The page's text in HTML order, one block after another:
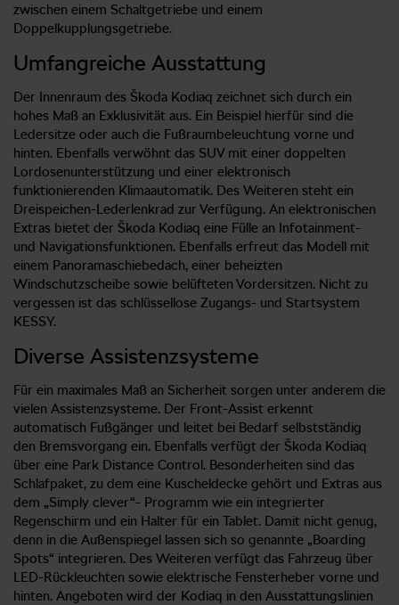
zwischen einem Schaltgetriebe und einem
Doppelkupplungsgetriebe.
Umfangreiche Ausstattung
Der Innenraum des Škoda Kodiaq zeichnet sich durch ein
hohes Maß an Exklusivität aus. Ein Beispiel hierfür sind die
Ledersitze oder auch die Fußraumbeleuchtung vorne und
hinten. Ebenfalls verwöhnt das SUV mit einer doppelten
Lordosenunterstützung und einer elektronisch
funktionierenden Klimaautomatik. Des Weiteren steht ein
Dreispeichen-Lederlenkrad zur Verfügung. An elektronischen
Extras bietet der Škoda Kodiaq eine Fülle an Infotainment-
und Navigationsfunktionen. Ebenfalls erfreut das Modell mit
einem Panoramaschiebedach, einer beheizten
Windschutzscheibe sowie belüfteten Vordersitzen. Nicht zu
vergessen ist das schlüssellose Zugangs- und Startsystem
KESSY.
Diverse Assistenzsysteme
Für ein maximales Maß an Sicherheit sorgen unter anderem die
vielen Assistenzsysteme. Der Front-Assist erkennt
automatisch Fußgänger und leitet bei Bedarf selbstständig
den Bremsvorgang ein. Ebenfalls verfügt der Škoda Kodiaq
über eine Park Distance Control. Besonderheiten sind das
Schlafpaket, zu dem eine Kuscheldecke gehört und Extras aus
dem „Simply clever“- Programm wie ein integrierter
Regenschirm und ein Halter für ein Tablet. Damit nicht genug,
denn in die Außenspiegel lassen sich so genannte „Boarding
Spots“ integrieren. Des Weiteren verfügt das Fahrzeug über
LED-Rückleuchten sowie elektrische Fensterheber vorne und
hinten. Angeboten wird der Kodiaq in den Ausstattungslinien